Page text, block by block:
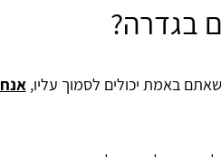
בגדרה?
באמת יכולים לסמוך עליו,